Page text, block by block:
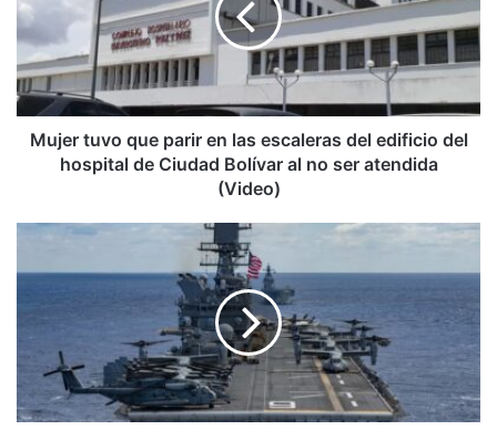
en
las
escaleras
del
edificio
del
hospital
Bolívar
no
atendida
(Video)
Mujer tuvo que parir en las escaleras del edificio del
hospital de Ciudad Bolívar al no ser atendida
(Video)
CNN:
clasificada
Departamento
Justicia
autoriza
ataques